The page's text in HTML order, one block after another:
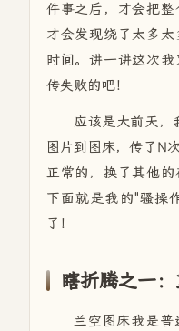
件事之后，才会把
才会发现绕了太多
时间。讲一讲这次
传失败的吧！
应该是大前天，
图片到图床，传了N
正常的，换了其他的
下面就是我的"骚操
了！
瞎折腾之一
兰空图床我是普